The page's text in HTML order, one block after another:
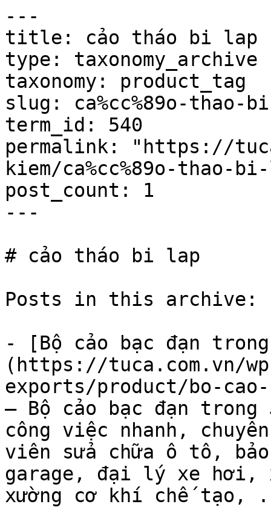
---
title: cảo tháo bi lap
type: taxonomy_archive
taxonomy: product_tag
slug: ca%cc%89o-thao-
term_id: 540
permalink: "https://
kiem/ca%cc%89o-thao-
post_count: 1
---
# cảo tháo bi lap
Posts in this archive:
- [Bộ cảo bạc đạn trong
(https://tuca.com.vn/
exports/product/bo-
— Bộ cảo bạc đạn
công việc nhanh,
viên sửa chữa ô tô,
garage, đại lý xe hơi,
xường cơ khí chế tạo,